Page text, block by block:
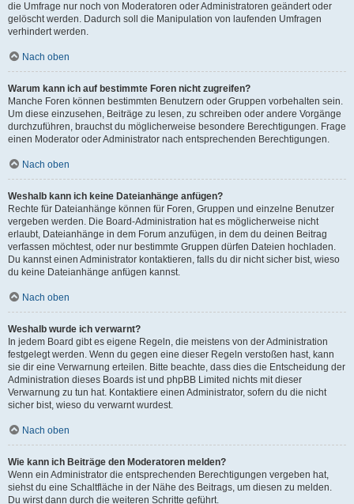
die Umfrage nur noch von Moderatoren oder Administratoren geändert oder
gelöscht werden. Dadurch soll die Manipulation von laufenden Umfragen
verhindert werden.
Nach oben
Warum kann ich auf bestimmte Foren nicht zugreifen?
Manche Foren können bestimmten Benutzern oder Gruppen vorbehalten sein.
Um diese einzusehen, Beiträge zu lesen, zu schreiben oder andere Vorgänge
durchzuführen, brauchst du möglicherweise besondere Berechtigungen. Frage
einen Moderator oder Administrator nach entsprechenden Berechtigungen.
Nach oben
Weshalb kann ich keine Dateianhänge anfügen?
Rechte für Dateianhänge können für Foren, Gruppen und einzelne Benutzer
vergeben werden. Die Board-Administration hat es möglicherweise nicht
erlaubt, Dateianhänge in dem Forum anzufügen, in dem du deinen Beitrag
verfassen möchtest, oder nur bestimmte Gruppen dürfen Dateien hochladen.
Du kannst einen Administrator kontaktieren, falls du dir nicht sicher bist, wieso
du keine Dateianhänge anfügen kannst.
Nach oben
Weshalb wurde ich verwarnt?
In jedem Board gibt es eigene Regeln, die meistens von der Administration
festgelegt werden. Wenn du gegen eine dieser Regeln verstoßen hast, kann
sie dir eine Verwarnung erteilen. Bitte beachte, dass dies die Entscheidung der
Administration dieses Boards ist und phpBB Limited nichts mit dieser
Verwarnung zu tun hat. Kontaktiere einen Administrator, sofern du die nicht
sicher bist, wieso du verwarnt wurdest.
Nach oben
Wie kann ich Beiträge den Moderatoren melden?
Wenn ein Administrator die entsprechenden Berechtigungen vergeben hat,
siehst du eine Schaltfläche in der Nähe des Beitrags, um diesen zu melden.
Du wirst dann durch die weiteren Schritte geführt.